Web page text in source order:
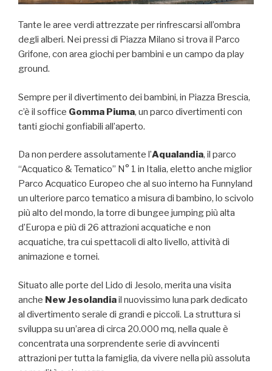
Tante le aree verdi attrezzate per rinfrescarsi all’ombra
degli alberi. Nei pressi di Piazza Milano si trova il Parco
Grifone, con area giochi per bambini e un campo da play
ground.
Sempre per il divertimento dei bambini, in Piazza Brescia,
c’è il soffice Gomma Piuma, un parco divertimenti con
tanti giochi gonfiabili all’aperto.
Da non perdere assolutamente l’Aqualandia, il parco
“Acquatico & Tematico” N° 1 in Italia, eletto anche miglior
Parco Acquatico Europeo che al suo interno ha Funnyland
un ulteriore parco tematico a misura di bambino, lo scivolo
più alto del mondo, la torre di bungee jumping più alta
d’Europa e più di 26 attrazioni acquatiche e non
acquatiche, tra cui spettacoli di alto livello, attività di
animazione e tornei.
Situato alle porte del Lido di Jesolo, merita una visita
anche New Jesolandiail nuovissimo luna park dedicato
al divertimento serale di grandi e piccoli. La struttura si
sviluppa su un’area di circa 20.000 mq, nella quale è
concentrata una sorprendente serie di avvincenti
attrazioni per tutta la famiglia, da vivere nella più assoluta